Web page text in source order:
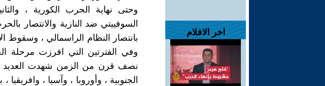
اخر الافلام
وحتى نهاية الحرب الكورية ،
بانتصار النظام الراسمالي ، وسقوط
وفي الفترتين التي افرزت مرحلة
نصف قرن من الزمن شهدت العديد
الجنوبية ، وأوروبا ، وآسيا ،